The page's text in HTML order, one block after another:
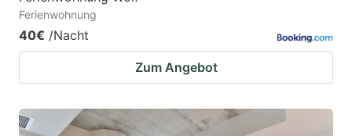
Ferienwohnung
40€ /Nacht
Zum Angebot